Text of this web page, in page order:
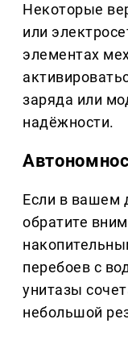
Некоторые
или
элементах
заряда или
надёжности.
Если в вашем
обратите
перебоев с
унитазы
небольшой